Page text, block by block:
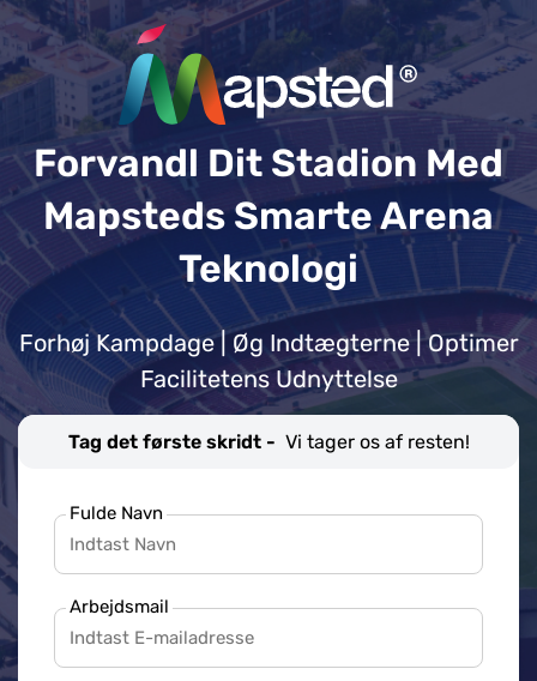
Forvandl Dit Stadion Med
Mapsteds Smarte Arena
Teknologi
Forhøj Kampdage | Øg Indtægterne | Optimer
Facilitetens Udnyttelse
Tag det første skridt - Vi tager os af resten!
Fulde Navn
Arbejdsmail